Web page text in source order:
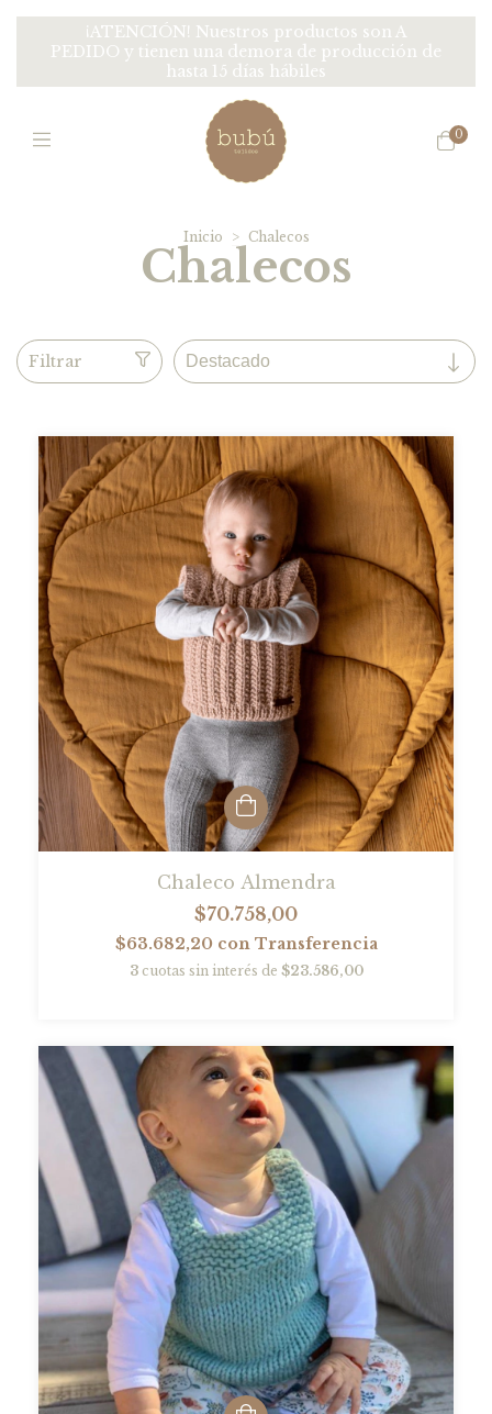
¡ATENCIÓN! Nuestros productos son A
PEDIDO y tienen una demora de producción de
hasta 15 días hábiles
0
Inicio > Chalecos
Chalecos
Filtrar
Chaleco Almendra
$70.758,00
$63.682,20 con Transferencia
3 cuotas sin interés de $23.586,00